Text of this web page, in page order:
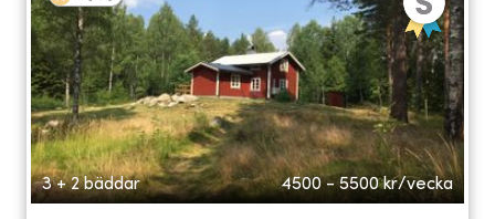
3 + 2 bäddar 4500 - 5500 kr/vecka